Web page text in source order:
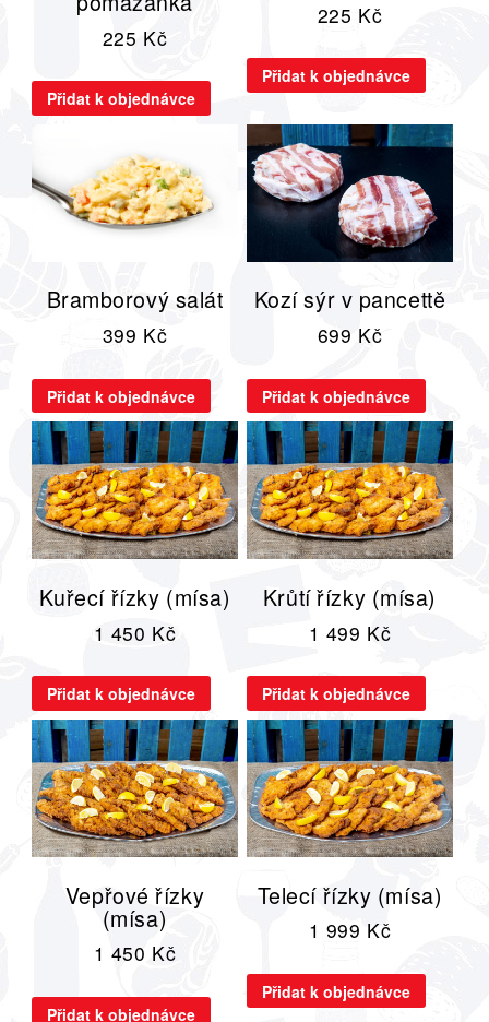
225 Kč
Přidat k objednávce
225 Kč
Přidat k objednávce
Bramborový salát
399 Kč
Přidat k objednávce
Kozí sýr v pancettě
699 Kč
Přidat k objednávce
Kuřecí řízky (mísa)
1 450 Kč
Přidat k objednávce
Krůtí řízky (mísa)
1 499 Kč
Přidat k objednávce
Vepřové řízky
(mísa)
1 450 Kč
Přidat k objednávce
Telecí řízky (mísa)
1 999 Kč
Přidat k objednávce